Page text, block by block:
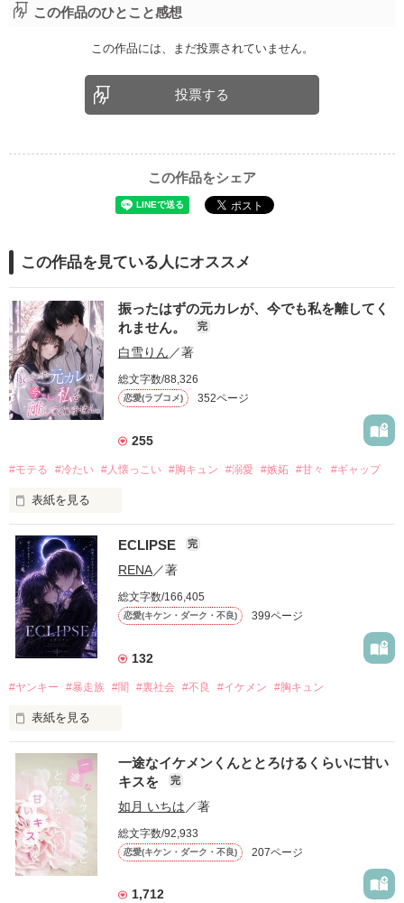
この作品のひとこと感想
この作品には、まだ投票されていません。
投票する
この作品をシェア
この作品を見ている人にオススメ
振ったはずの元カレが、今でも私を離してく
れません。
完
白雪りん ／著
総文字数/88,326
恋愛(ラブコメ) 352ページ
255
#モテる #冷たい #人懐っこい #胸キュン #溺愛 #嫉妬 #甘々 #ギャップ
表紙を見る
「好きだったから、別れを選んだ。」
モテる人を好きになるのが怖かった。
だから私は、中学時代に大好きだった彼を自分から振った。
もう会うことはないと思っていたのに、
高校生になって再会した彼は、隣の学校で”王子様”と呼ばれる
他の女の子には冷たいのに
私にだけ昔と変わらない笑顔を向けてくる。
「澪ちゃん。」
それは止まっていた恋が再び動き始める合図──。
✨.ﾟ･*..☆.｡.:*✨.☆.｡.:. *:ﾟ✨.ﾟ･*..☆.｡.:*✨
ECLIPSE 完
RENA／著
総文字数/166,405
恋愛(キケン・ダーク・不良) 399ページ
132
#ヤンキー #暴走族 #闇 #裏社会 #不良 #イケメン #胸キュン
表紙を見る
表紙画像はAIです
作品を読む
一途なイケメンくんととろけるくらいに甘い
キスを
完
如月 いちは ／著
総文字数/92,933
恋愛(キケン・ダーク・不良) 207ページ
1,712